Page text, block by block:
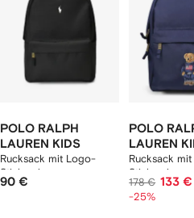
POLO RALPH
LAUREN KIDS
Rucksack mit Logo-
Stickerei
90 €
POLO
LAUREN
Rucksack
Stickerei
178 € 133 €
-25%